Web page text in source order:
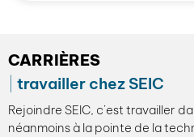
CARRIÈRES
travailler chez SEIC
Rejoindre SEIC, c’est travailler
néanmoins à la pointe de la